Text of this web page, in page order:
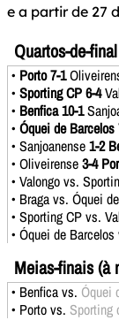
e a partir de 27
Quartos-de-
• Porto 7-1
• Sporting CP 6-4
• Benfica 10-1
• Óquei de Barcelos
• Sanjoanense1-2
• Oliveirense3-4
• Valongo vs.
• Braga vs. Óquei
• Sporting CP vs.
• Óquei de
Meias-finais (à
• Benfica vs. Óquei
• Porto vs. Sporting